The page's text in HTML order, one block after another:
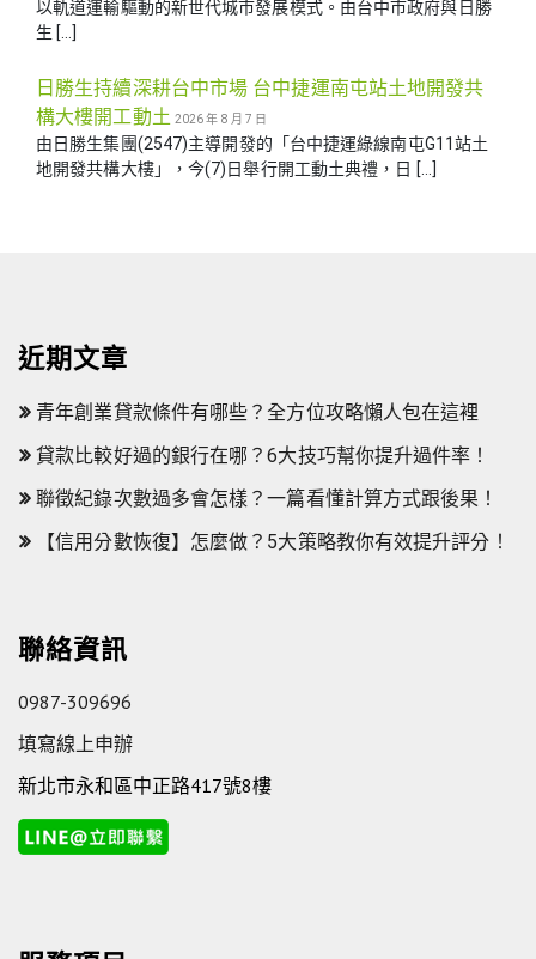
以軌道運輸驅動的新世代城市發展模式。由台中市政府與日勝
生 […]
日勝生持續深耕台中市場 台中捷運南屯站土地開發共
構大樓開工動土 2026 年 8 月 7 日
由日勝生集團(2547)主導開發的「台中捷運綠線南屯G11站土
地開發共構大樓」，今(7)日舉行開工動土典禮，日 […]
近期文章
青年創業貸款條件有哪些？全方位攻略懶人包在這裡
貸款比較好過的銀行在哪？6大技巧幫你提升過件率！
聯徵紀錄次數過多會怎樣？一篇看懂計算方式跟後果！
【信用分數恢復】怎麼做？5大策略教你有效提升評分！
聯絡資訊
0987-309696
填寫線上申辦
新北市永和區中正路417號8樓